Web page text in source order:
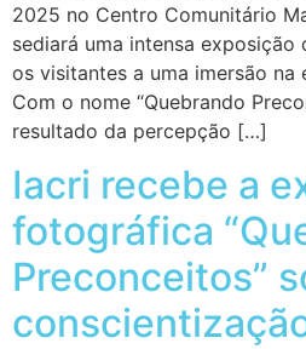
2025 no Centro Comunitário
sediará uma intensa
os visitantes a uma imersão na
Com o nome “Quebrando
resultado da percepção […]
Iacri recebe a
fotográfica
Preconceitos”